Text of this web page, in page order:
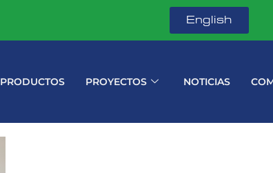
English
PRODUCTOS PROYECTOS NOTICIAS